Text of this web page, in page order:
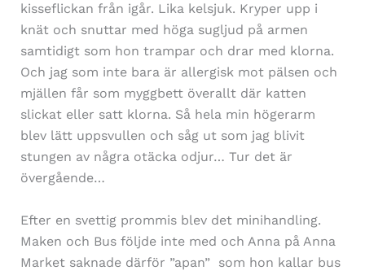
kisseflickan från igår. Lika kelsjuk. Kryper upp i
knät och snuttar med höga sugljud på armen
samtidigt som hon trampar och drar med klorna.
Och jag som inte bara är allergisk mot pälsen och
mjällen får som myggbett överallt där katten
slickat eller satt klorna. Så hela min högerarm
blev lätt uppsvullen och såg ut som jag blivit
stungen av några otäcka odjur… Tur det är
övergående…
Efter en svettig prommis blev det minihandling.
Maken och Bus följde inte med och Anna på Anna
Market saknade därför ”apan” som hon kallar bus